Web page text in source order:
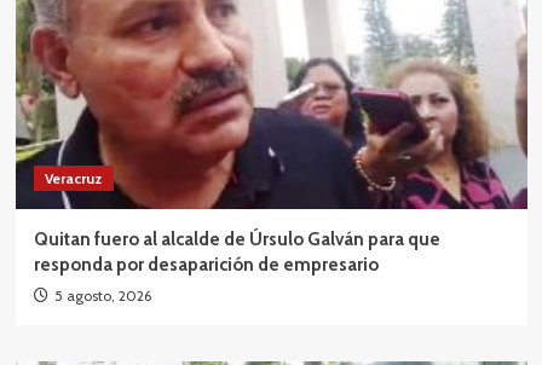
Veracruz
Quitan fuero al alcalde de Úrsulo Galván para que
responda por desaparición de empresario
5 agosto, 2026